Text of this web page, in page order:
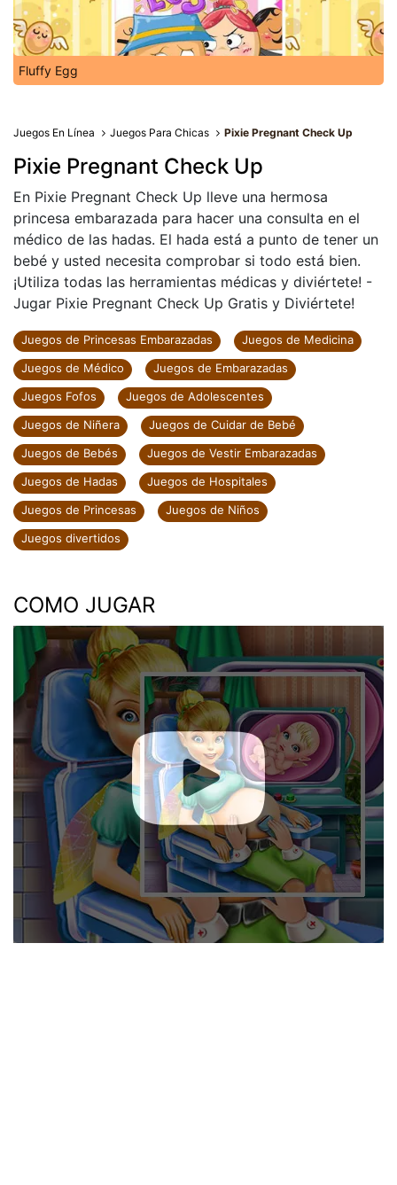
Fluffy Egg
Juegos En Línea Juegos Para Chicas Pixie Pregnant Check Up
Pixie Pregnant Check Up
En Pixie Pregnant Check Up lleve una hermosa
princesa embarazada para hacer una consulta en el
médico de las hadas. El hada está a punto de tener un
bebé y usted necesita comprobar si todo está bien.
¡Utiliza todas las herramientas médicas y diviértete! -
Jugar Pixie Pregnant Check Up Gratis y Diviértete!
Juegos de Princesas Embarazadas
Juegos de Medicina
Juegos de Médico
Juegos de Embarazadas
Juegos Fofos
Juegos de Adolescentes
Juegos de Niñera
Juegos de Cuidar de Bebé
Juegos de Bebés
Juegos de Vestir Embarazadas
Juegos de Hadas
Juegos de Hospitales
Juegos de Princesas
Juegos de Niños
Juegos divertidos
COMO JUGAR